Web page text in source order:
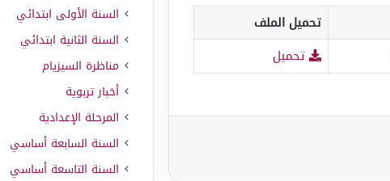
تحميل الملف
تحميل
السنة الأولى ابتدائي
السنة الثانية ابتدائي
مناظرة السيزيام
أخبار تربوية
المرحلة الإعدادية
السنة السابعة أساسي
السنة التاسعة أساسي